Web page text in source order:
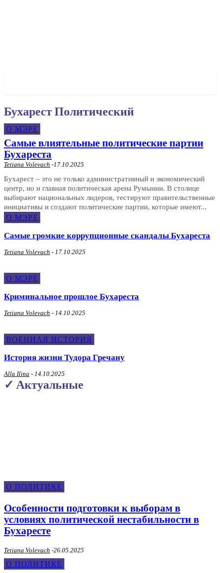
Бухарест Политический
О МЭРЕ
Самые влиятельные политические партии
Бухареста
Tetiana Volevach -17.10.2025
Бухарест – это не только административный и экономический
центр, но и главная политическая арена Румынии. В столице
выбирают национальных лидеров, тестируют правительственные
инициативы и создают политические партии, которые имеют...
О МЭРЕ
Самые громкие коррупционные скандалы Бухареста
Tetiana Volevach - 17.10.2025
О МЭРЕ
Криминальное прошлое Бухареста
Tetiana Volevach - 14.10.2025
ВОЕННАЯ ИСТОРИЯ
История жизни Тудора Гречану
Alla Ilina - 14.10.2025
✓ Актуальные
О ПОЛИТИКЕ
Особенности подготовки к выборам в
условиях политической нестабильности в
Бухаресте
Tetiana Volevach -26.05.2025
О ПОЛИТИКЕ